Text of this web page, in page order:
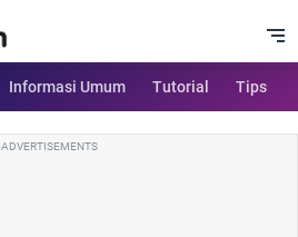
Informasi Umum Tutorial Tips
ADVERTISEMENTS